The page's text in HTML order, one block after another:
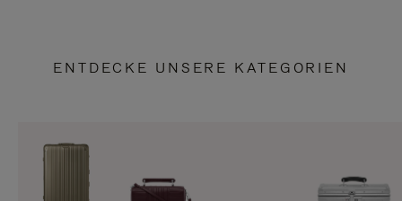
ENTDECKE UNSERE KATEGORIEN